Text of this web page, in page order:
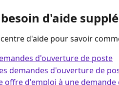
d'aide
d'aide pour savoir
d'ouverture de poste
demandes d'ouverture de
offre d'emploi à une